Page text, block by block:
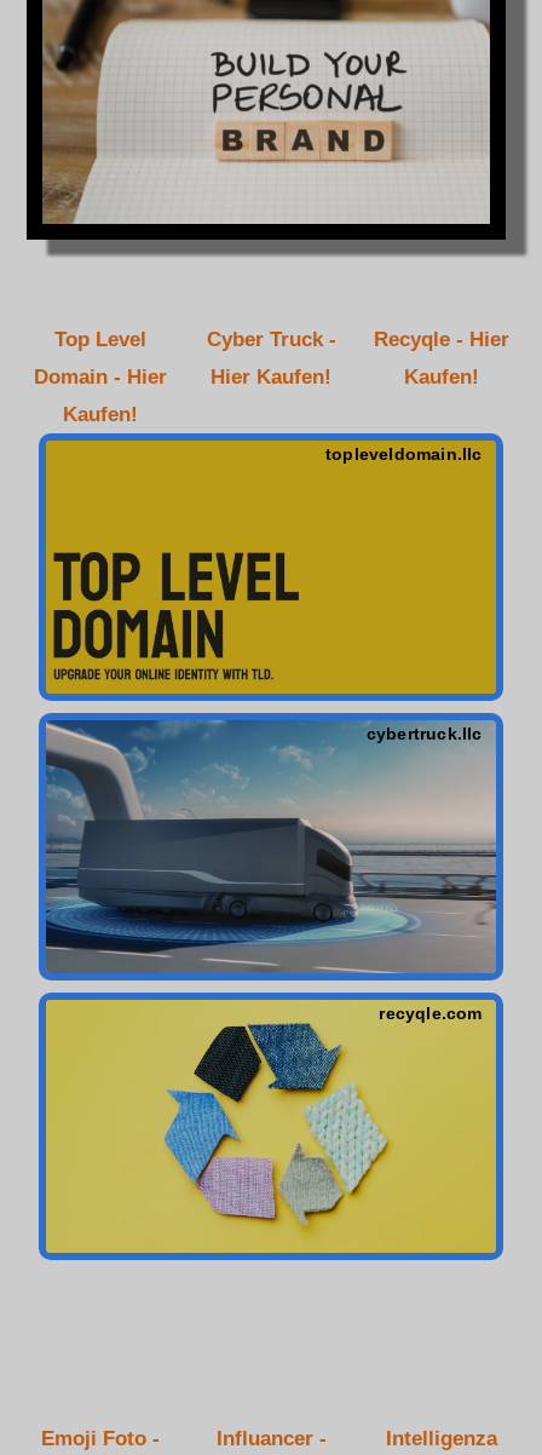
Top Level
Domain - Hier
Kaufen!
Cyber Truck -
Hier Kaufen!
Recyqle - Hier
Kaufen!
topleveldomain.llc
cybertruck.llc
recyqle.com
Emoji Foto -
Influancer -
Intelligenza